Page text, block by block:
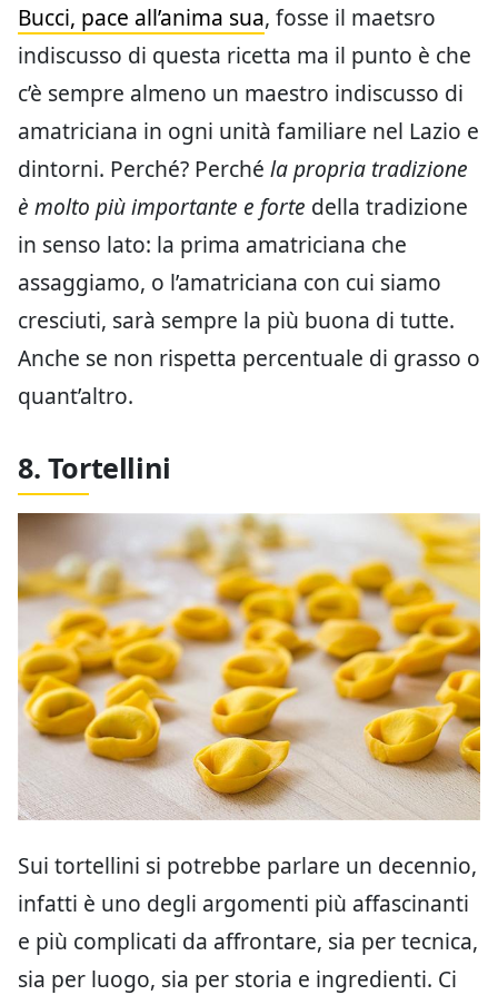
Bucci, pace all’anima sua, fosse il maetsro
indiscusso di questa ricetta ma il punto è che
c’è sempre almeno un maestro indiscusso di
amatriciana in ogni unità familiare nel Lazio e
dintorni. Perché? Perché la propria tradizione
è molto più importante e forte della tradizione
in senso lato: la prima amatriciana che
assaggiamo, o l’amatriciana con cui siamo
cresciuti, sarà sempre la più buona di tutte.
Anche se non rispetta percentuale di grasso o
quant’altro.
8. Tortellini
Sui tortellini si potrebbe parlare un decennio,
infatti è uno degli argomenti più affascinanti
e più complicati da affrontare, sia per tecnica,
sia per luogo, sia per storia e ingredienti. Ci